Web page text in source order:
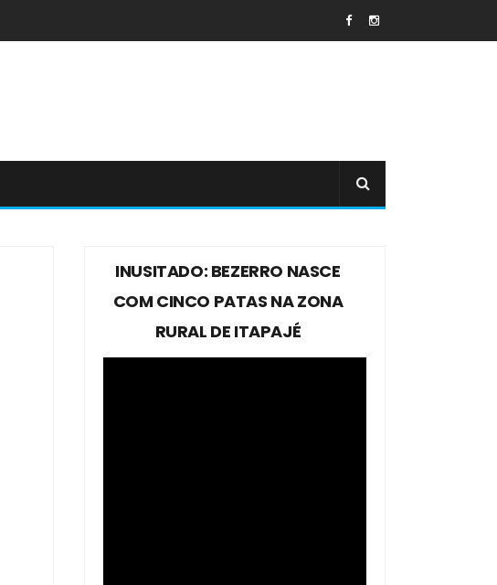
INUSITADO: BEZERRO NASCE
COM CINCO PATAS NA ZONA
RURAL DE ITAPAJÉ